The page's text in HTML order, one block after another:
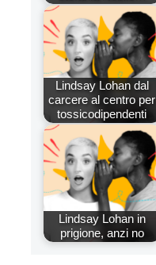
Lindsay Lohan dal
carcere al centro per
tossicodipendenti
Lindsay Lohan in
prigione, anzi no